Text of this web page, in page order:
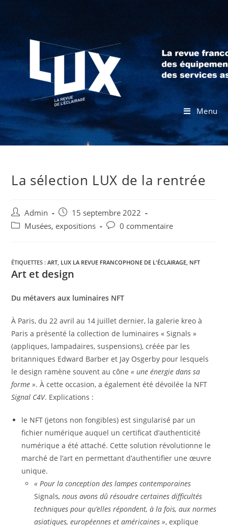
Menu
La sélection LUX de la rentrée
Admin
15 septembre 2022
Musées, expositions
0 commentaire
ÉTIQUETTES :ART, LUX LA REVUE FRANCOPHONE DE L'ÉCLAIRAGE, NFT
Art et design
Du métavers aux luminaires NFT
À Paris, du 22 avril au 14 juillet dernier, la galerie kreo à
Paris a présenté la collection de luminaires « Signals »
(appliques, lampadaires, suspensions), créée par les
britanniques Edward Barber et Jay Osgerby pour lesquels
le design ramène souvent au cône« une énergie dans sa
forme ». À cette occasion, a également été dévoilée la NFT
Signal C4V. Explications :
le NFT (jetons non fongibles) est singularisé par un
fichier numérique auquel un certificat d’authenticité
numérique a été attaché. Cette solution révolutionne le
marché de l’art en permettant d’authentifier une œuvre
unique.
« Pour la conception des lampes contemporaines
Signals, nous avons dû résoudre certaines difficultés
techniques pour qu’elles répondent, à la fois, aux normes
asiatiques, européennes et américaines », explique